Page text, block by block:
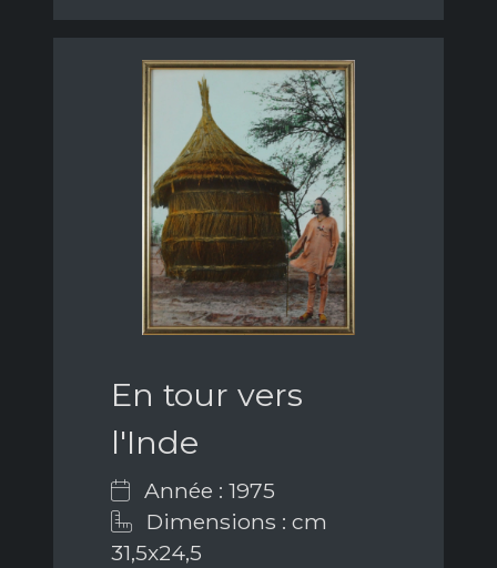
En tour vers
l'Inde
Année : 1975
Dimensions : cm
31,5x24,5